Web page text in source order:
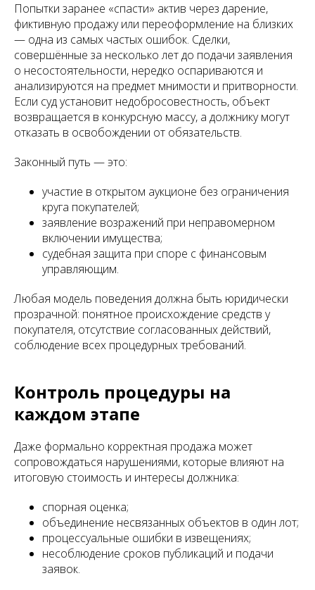
Попытки заранее «спасти» актив через дарение,
фиктивную продажу или переоформление на близких
— одна из самых частых ошибок. Сделки,
совершённые за несколько лет до подачи заявления
о несостоятельности, нередко оспариваются и
анализируются на предмет мнимости и притворности.
Если суд установит недобросовестность, объект
возвращается в конкурсную массу, а должнику могут
отказать в освобождении от обязательств.
Законный путь — это:
участие в открытом аукционе без ограничения
круга покупателей;
заявление возражений при неправомерном
включении имущества;
судебная защита при споре с финансовым
управляющим.
Любая модель поведения должна быть юридически
прозрачной: понятное происхождение средств у
покупателя, отсутствие согласованных действий,
соблюдение всех процедурных требований.
Контроль процедуры на
каждом этапе
Даже формально корректная продажа может
сопровождаться нарушениями, которые влияют на
итоговую стоимость и интересы должника:
спорная оценка;
объединение несвязанных объектов в один лот;
процессуальные ошибки в извещениях;
несоблюдение сроков публикаций и подачи
заявок.